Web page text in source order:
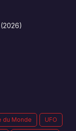
du Monde UFO